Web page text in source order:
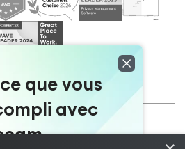
que vous
avec
Software |Politique de